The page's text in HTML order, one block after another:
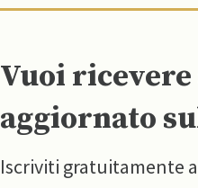
Vuoi
aggiornato
Iscriviti gratuitamente